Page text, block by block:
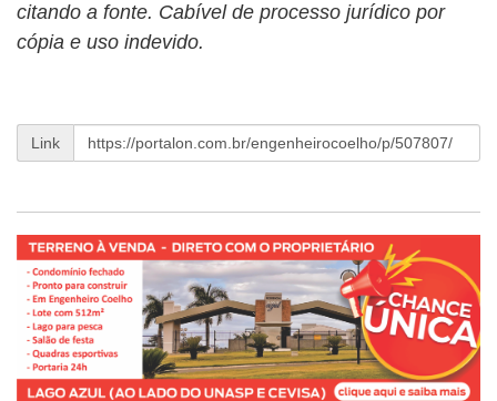
citando a fonte. Cabível de processo jurídico por
cópia e uso indevido.
Link